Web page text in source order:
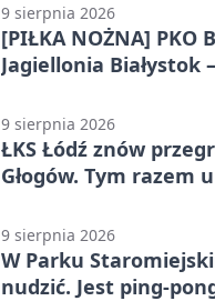
9 sierpnia 2026
[PIŁKA NOŻNA] PKO
Jagiellonia Białystok
zwycięstwem w
9 sierpnia 2026
ŁKS Łódź znów
Głogów. Tym razem
9 sierpnia 2026
W Parku
nudzić. Jest ping-